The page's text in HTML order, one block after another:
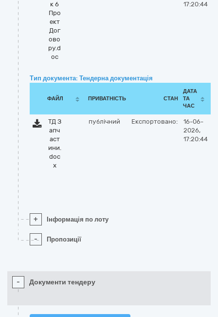
к 6
Про
ект
Дог
ово
ру.d
oc
17:20:44
Тип документа: Тендерна документація
ФАЙЛ ПРИВАТНІСТЬ СТАН
ДАТА
ТА
ЧАС
ТД З
апч
аст
ини.
doc
x
публічний Експортовано:
16-06-
2026,
17:20:44
+ Інформація по лоту
- Пропозиції
- Документи тендеру